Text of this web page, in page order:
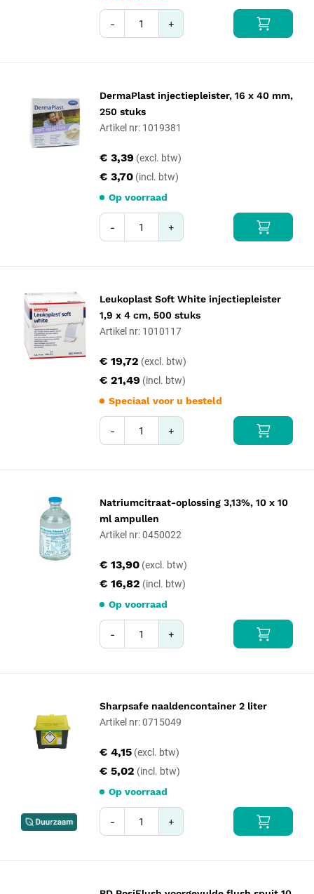
- +
DermaPlast injectiepleister, 16 x 40 mm,
250 stuks
Artikel nr: 1019381
€ 3,70
€ 3,39
Op voorraad
- +
Leukoplast Soft White injectiepleister
1,9 x 4 cm, 500 stuks
Artikel nr: 1010117
€ 21,49
€ 19,72
Speciaal voor u besteld
- +
Natriumcitraat-oplossing 3,13%, 10 x 10
ml ampullen
Artikel nr: 0450022
€ 16,82
€ 13,90
Op voorraad
- +
Sharpsafe naaldencontainer 2 liter
Artikel nr: 0715049
€ 5,02
€ 4,15
Op voorraad
- +